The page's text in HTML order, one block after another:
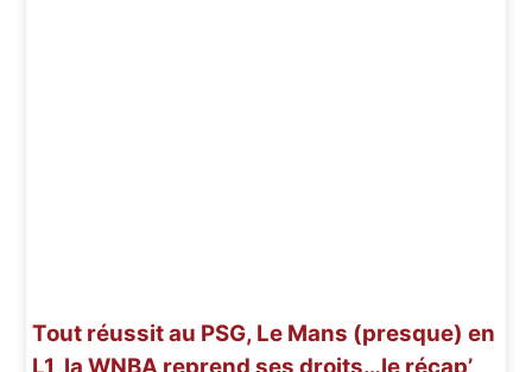
Tout réussit au PSG, Le Mans (presque) en
L1, la WNBA reprend ses droits…le récap’